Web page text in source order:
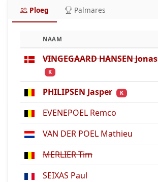
Ploeg Palmares
NAAM
VINGEGAARD HANSEN Jonas
K
PHILIPSEN Jasper K
EVENEPOEL Remco
VAN DER POEL Mathieu
MERLIER Tim
SEIXAS Paul